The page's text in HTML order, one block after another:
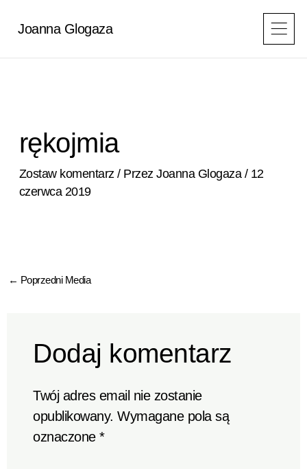
Joanna Glogaza
rękojmia
Zostaw komentarz / PrzezJoanna Glogaza / 12
czerwca 2019
← Poprzedni Media
Dodaj komentarz
Twój adres email nie zostanie
opublikowany. Wymagane pola są
oznaczone*